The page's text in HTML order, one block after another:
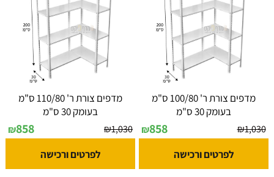
מדפים צורת ר' 100/80 ס"מ
בעומק 30 ס"מ
₪1,030
₪858
לפרטים ורכישה
מדפים צורת ר' 110/80 ס"מ
בעומק 30 ס"מ
₪1,030
₪858
לפרטים ורכישה